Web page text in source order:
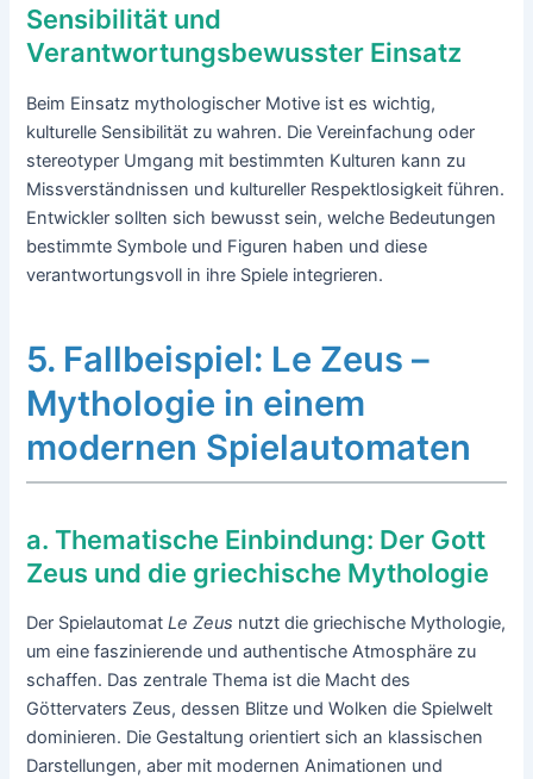
Sensibilität und
Verantwortungsbewusster Einsatz
Beim Einsatz mythologischer Motive ist es wichtig,
kulturelle Sensibilität zu wahren. Die Vereinfachung oder
stereotyper Umgang mit bestimmten Kulturen kann zu
Missverständnissen und kultureller Respektlosigkeit führen.
Entwickler sollten sich bewusst sein, welche Bedeutungen
bestimmte Symbole und Figuren haben und diese
verantwortungsvoll in ihre Spiele integrieren.
5. Fallbeispiel: Le Zeus –
Mythologie in einem
modernen Spielautomaten
a. Thematische Einbindung: Der Gott
Zeus und die griechische Mythologie
Der SpielautomatLe Zeus nutzt die griechische Mythologie,
um eine faszinierende und authentische Atmosphäre zu
schaffen. Das zentrale Thema ist die Macht des
Göttervaters Zeus, dessen Blitze und Wolken die Spielwelt
dominieren. Die Gestaltung orientiert sich an klassischen
Darstellungen, aber mit modernen Animationen und